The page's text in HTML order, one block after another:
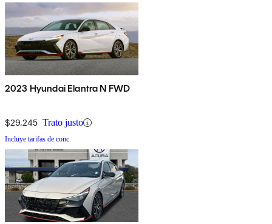
2023 Hyundai Elantra N FWD
$29,245 Trato justo
Incluye tarifas de conc.